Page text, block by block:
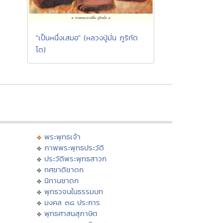
"เป็นหนึ่งเสมอ" (หลวงปู่มั่น ภูริทัต
โต)
พระพุทธเจ้า
ภาพพระพุทธประวัติ
ประวัติพระพุทธสาวก
ทศชาติชาดก
นิทานชาดก
พุทธวจนในธรรมบท
มงคล ๓๘ ประการ
พุทธศาสนสุภาษิต